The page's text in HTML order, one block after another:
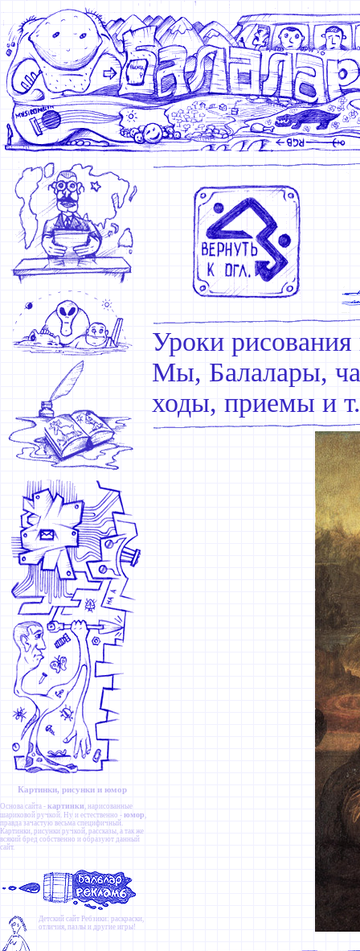
Картинки, рисунки и юмор
Основа сайта - картинки , нарисованные
шариковой ручкой. Ну и естественно - юмор ,
правда зачастую весьма специфичный.
Картинки, рисунки ручкой, рассказы, а так же
всякий бред собственно и образуют данный
сайт.
Детский сайт Ребзики: раскраски,
отличия, пазлы и другие игры!
Уроки рисования
Мы, Балалары,
ходы, приемы и